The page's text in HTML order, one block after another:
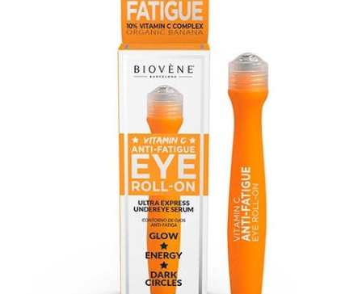
BEAUTY
PERFUMES
BISUTERIA
BOLSOS Y MONEDEROS
CALZADO
COMPLEMENTOS
TECNOLOGIA